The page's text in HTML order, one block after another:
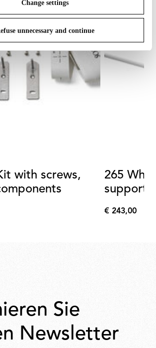
Change settings
unnecessary and continue
265
support
€
€ 243,00
Sie
Newsletter